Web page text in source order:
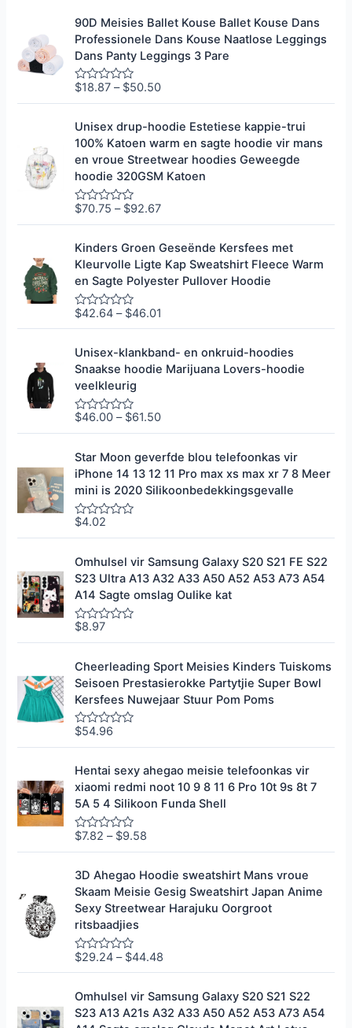
5
r
a
d
e
e
r
0
u
i
5
90D Meisies Ballet Kouse Ballet Kouse Dans
Professionele Dans Kouse Naatlose Leggings
Dans Panty Leggings 3 Pare
G
e
r
a
d
e
e
r
0
u
i
t
$18.87 – $50.50
Unisex drup-hoodie Estetiese kappie-trui
100% Katoen warm en sagte hoodie vir mans
en vroue Streetwear hoodies Geweegde
hoodie 320GSM Katoen
G
e
r
a
d
e
e
r
0
u
i
5
$70.75 – $92.67
Kinders Groen Geseënde Kersfees met
Kleurvolle Ligte Kap Sweatshirt Fleece Warm
en Sagte Polyester Pullover Hoodie
G
e
r
a
d
e
e
r
0
u
i
5
$42.64 – $46.01
Unisex-klankband- en onkruid-hoodies
Snaakse hoodie Marijuana Lovers-hoodie
veelkleurig
G
e
r
a
d
e
e
r
0
u
i
5
$46.00 – $61.50
Star Moon geverfde blou telefoonkas vir
iPhone 14 13 12 11 Pro max xs max xr 7 8 Meer
mini is 2020 Silikoonbedekkingsgevalle
G
e
r
a
d
e
e
r
0
u
i
5
$4.02
Omhulsel vir Samsung Galaxy S20 S21 FE S22
S23 Ultra A13 A32 A33 A50 A52 A53 A73 A54
A14 Sagte omslag Oulike kat
G
e
r
a
d
e
e
r
0
u
i
5
$8.97
Cheerleading Sport Meisies Kinders Tuiskoms
Seisoen Prestasierokke Partytjie Super Bowl
Kersfees Nuwejaar Stuur Pom Poms
G
e
r
a
d
e
e
r
0
u
i
5
$54.96
Hentai sexy ahegao meisie telefoonkas vir
xiaomi redmi noot 10 9 8 11 6 Pro 10t 9s 8t 7
5A 5 4 Silikoon Funda Shell
G
e
r
a
d
e
e
r
0
u
i
t
$7.82 – $9.58
3D Ahegao Hoodie sweatshirt Mans vroue
Skaam Meisie Gesig Sweatshirt Japan Anime
Sexy Streetwear Harajuku Oorgroot
ritsbaadjies
G
e
r
a
d
$29.24 – $44.48
Omhulsel vir Samsung Galaxy S20 S21 S22
S23 A13 A21s A32 A33 A50 A52 A53 A73 A54